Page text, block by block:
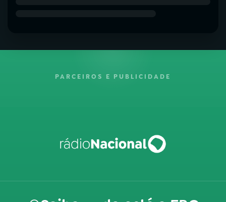
PARCEIROS E PUBLICIDADE